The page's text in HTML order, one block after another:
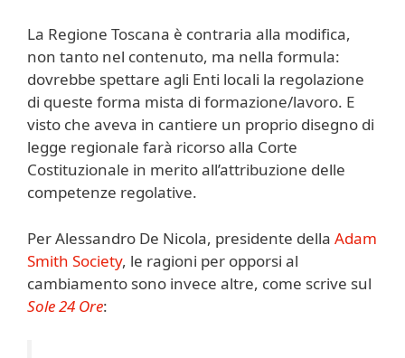
La Regione Toscana è contraria alla modifica,
non tanto nel contenuto, ma nella formula:
dovrebbe spettare agli Enti locali la regolazione
di queste forma mista di formazione/lavoro. E
visto che aveva in cantiere un proprio disegno di
legge regionale farà ricorso alla Corte
Costituzionale in merito all’attribuzione delle
competenze regolative.
Per Alessandro De Nicola, presidente della Adam
Smith Society, le ragioni per opporsi al
cambiamento sono invece altre, come scrive sul
Sole 24 Ore: